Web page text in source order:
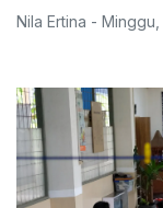
Nila Ertina - Minggu